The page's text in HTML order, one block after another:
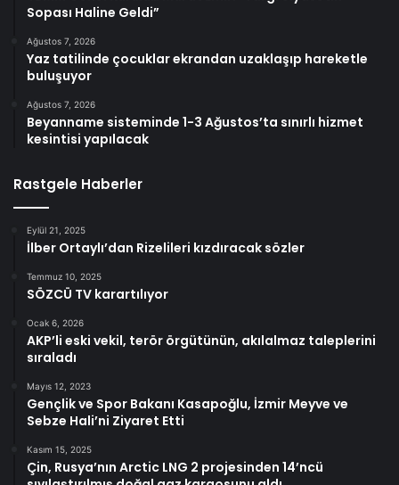
Sopası Haline Geldi”
Ağustos 7, 2026
Yaz tatilinde çocuklar ekrandan uzaklaşıp hareketle
buluşuyor
Ağustos 7, 2026
Beyanname sisteminde 1-3 Ağustos’ta sınırlı hizmet
kesintisi yapılacak
Rastgele Haberler
Eylül 21, 2025
İlber Ortaylı’dan Rizelileri kızdıracak sözler
Temmuz 10, 2025
SÖZCÜ TV karartılıyor
Ocak 6, 2026
AKP’li eski vekil, terör örgütünün, akılalmaz taleplerini
sıraladı
Mayıs 12, 2023
Gençlik ve Spor Bakanı Kasapoğlu, İzmir Meyve ve
Sebze Hali’ni Ziyaret Etti
Kasım 15, 2025
Çin, Rusya’nın Arctic LNG 2 projesinden 14’ncü